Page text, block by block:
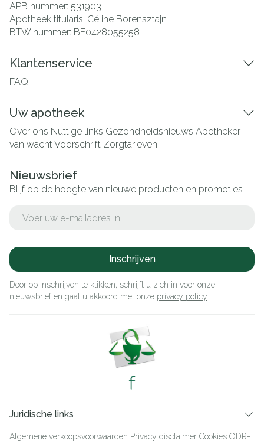
APB nummer: 531903
Apotheek titularis: Céline Borensztajn
BTW nummer: BE0428055258
Klantenservice
FAQ
Uw apotheek
Over ons Nuttige links Gezondheidsnieuws Apotheker
van wachtVoorschrift Zorgtarieven
Nieuwsbrief
Blijf op de hoogte van nieuwe producten en promoties
Inschrijven
Door op inschrijven te klikken, schrijft u zich in voor onze
nieuwsbrief en gaat u akkoord met onze privacy policy
Juridische links
Algemene verkoopsvoorwaarden Privacy disclaimer Cookies ODR-